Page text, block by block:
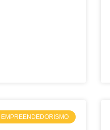
EMPREENDEDORISMO